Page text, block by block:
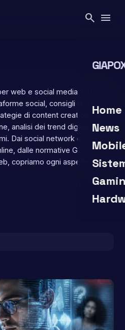
search menu
Home
News
close
web e social media. Offriamo
social, consigli di digital
di content creation, news
analisi dei trend digitali e
Dai social network emergenti
dalle normative GDPR agli
copriamo ogni aspetto della